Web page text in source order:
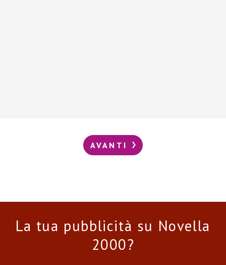
AVANTI
La tua pubblicità su Novella
2000?